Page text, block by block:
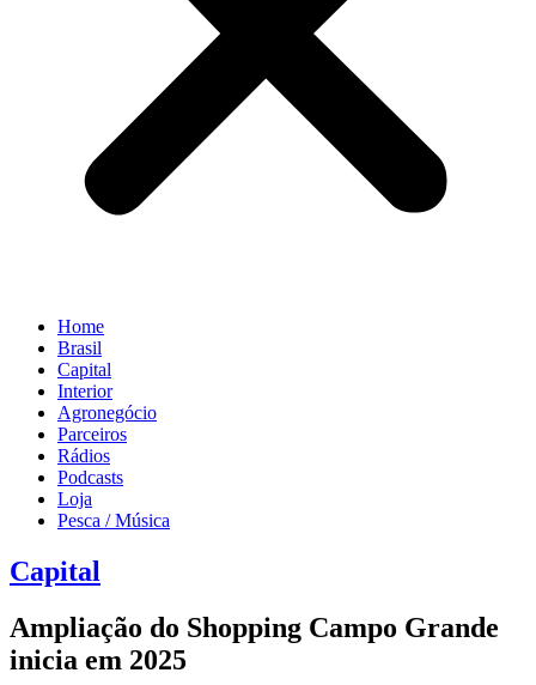
Home
Brasil
Capital
Interior
Agronegócio
Parceiros
Rádios
Podcasts
Loja
Pesca / Música
Capital
Ampliação do Shopping Campo Grande
inicia em 2025